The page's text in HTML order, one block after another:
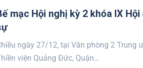
mạc Hội nghị kỳ 2 khóa IX
ngày 27/12, tại Văn phòng 2 Trung
viện Quảng Đức, Quận…